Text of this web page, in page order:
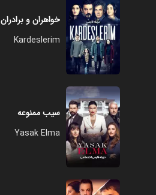
خواهران و برادران
Kardeslerim
سیب ممنوعه
Yasak Elma